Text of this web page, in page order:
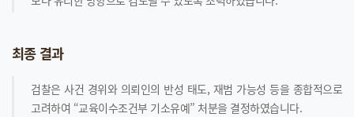
최종 결과
검찰은 사건 경위와 의뢰인의 반성 태도, 재범 가능성 등을 종합적으로
고려하여 “교육이수조건부 기소유예” 처분을 결정하였습니다.